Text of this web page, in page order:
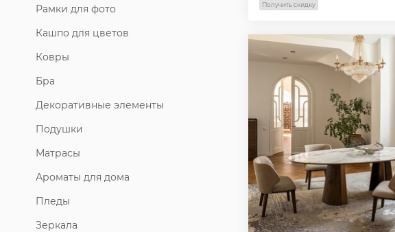
Рамки для фото
Кашпо для цветов
Ковры
Бра
Декоративные элементы
Подушки
Матрасы
Ароматы для дома
Пледы
Зеркала
Получить скидку